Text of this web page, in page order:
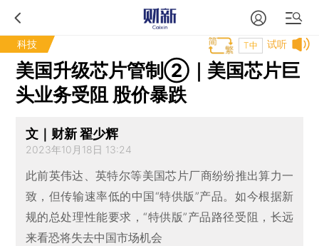
科技 试听
T中
美国升级芯片管制②｜美国芯片巨
头业务受阻 股价暴跌
文｜财新 翟少辉
2023年10月18日 13:24
此前英伟达、英特尔等美国芯片厂商纷纷推出算力一
致，但传输速率低的中国“特供版”产品。如今根据新
规的总处理性能要求，“特供版”产品路径受阻，长远
来看恐将失去中国市场机会